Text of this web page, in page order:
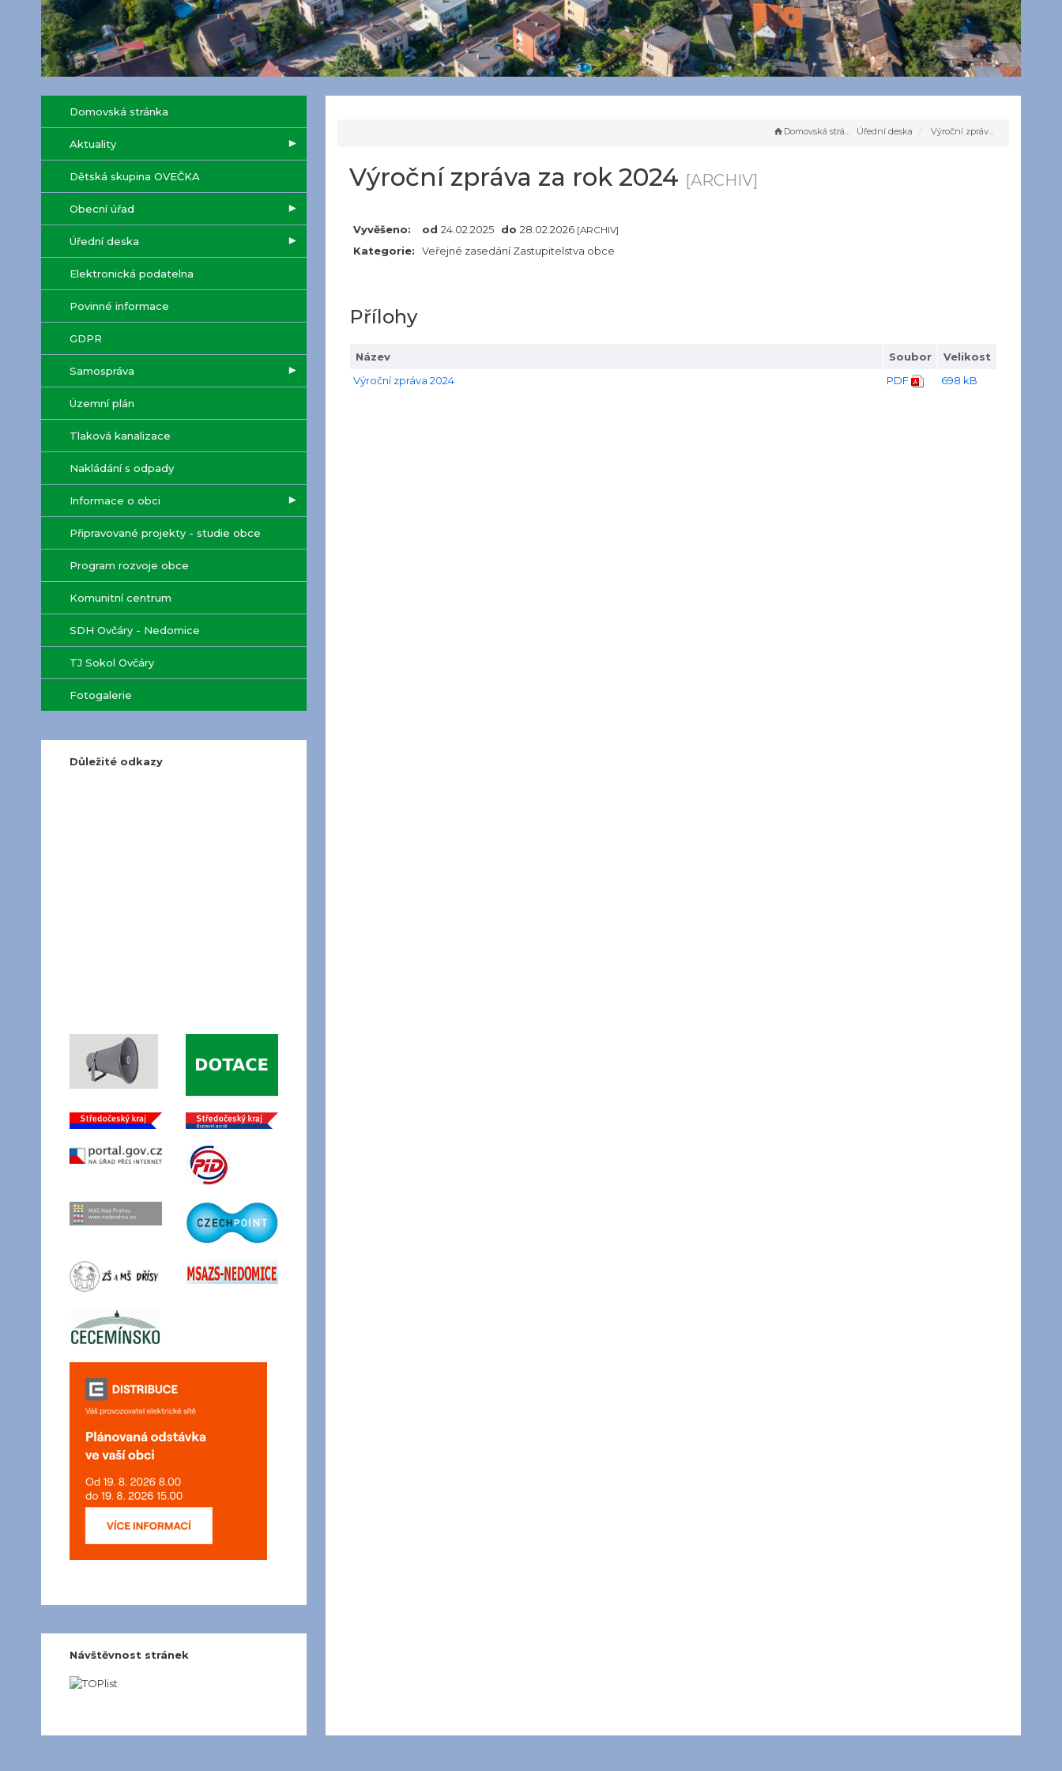
Domovská stránka
Aktuality
Dětská skupina OVEČKA
Obecní úřad
Úřední deska
Elektronická podatelna
Povinné informace
GDPR
Samospráva
Územní plán
Tlaková kanalizace
Nakládání s odpady
Informace o obci
Připravované projekty - studie obce
Program rozvoje obce
Komunitní centrum
SDH Ovčáry - Nedomice
TJ Sokol Ovčáry
Fotogalerie
Důležité odkazy
Návštěvnost stránek
Domovská stránka Úřední deska Výroční zpráva za rok 2024
Výroční zpráva za rok 2024 [ARCHIV]
Vyvěšeno: od 24.02.2025 do 28.02.2026 [ARCHIV]
Kategorie: Veřejné zasedání Zastupitelstva obce
Přílohy
Název Soubor
Velikost
Výroční zpráva 2024
PDF 698 kB